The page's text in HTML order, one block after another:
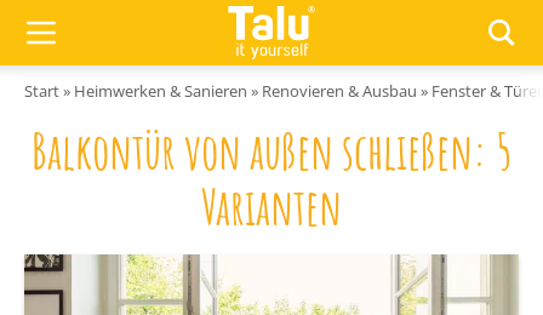
Start» Heimwerken & Sanieren » Renovieren & Ausbau » Fenster &
Balkontür von außen schließen: 5
Varianten